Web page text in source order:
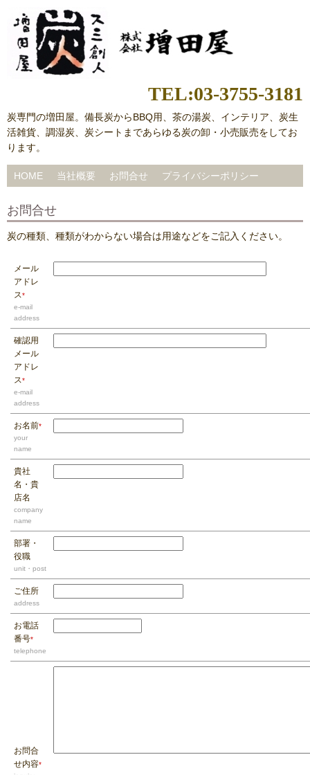
TEL:03-3755-3181
炭専門の増田屋。備長炭からBBQ用、茶の湯炭、インテリア、炭生
活雑貨、調湿炭、炭シートまであらゆる炭の卸・小売販売をしてお
ります。
HOME 当社概要 お問合せ プライバシーポリシー
お問合せ
炭の種類、種類がわからない場合は用途などをご記入ください。
メール
アドレ
ス*
e-mail
address
確認用
メール
アドレ
ス*
e-mail
address
お名前*
your
name
貴社
名・貴
店名
company
name
部署・
役職
unit・post
ご住所
address
お電話
番号*
telephone
お問合
せ内容*